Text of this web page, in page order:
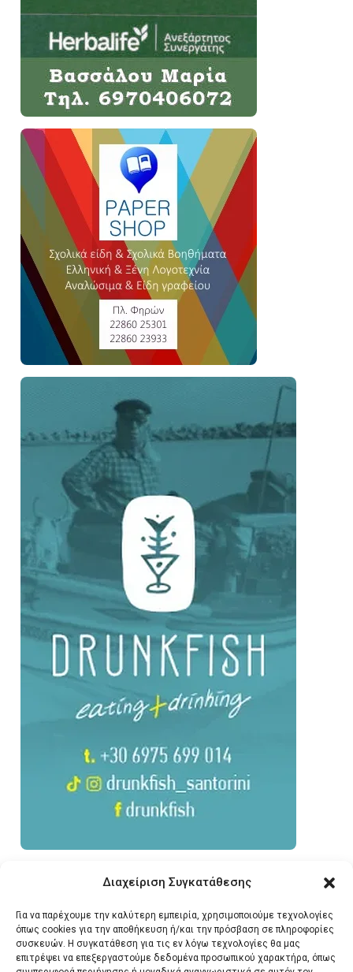
Διαχείριση Συγκατάθεσης
Για να παρέχουμε την καλύτερη εμπειρία, χρησιμοποιούμε τεχνολογίες
όπως cookies για την αποθήκευση ή/και την πρόσβαση σε πληροφορίες
συσκευών. Η συγκατάθεση για τις εν λόγω τεχνολογίες θα μας
επιτρέψει να επεξεργαστούμε δεδομένα προσωπικού χαρακτήρα, όπως